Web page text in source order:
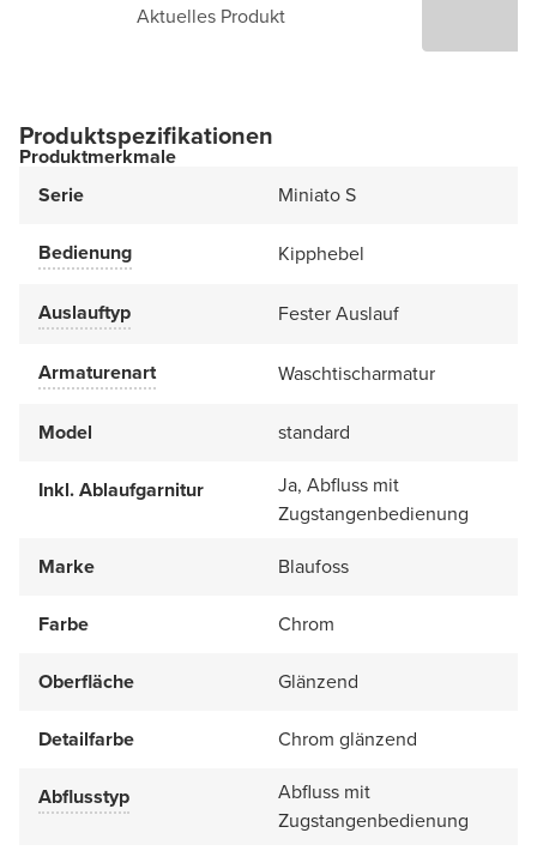
Aktuelles Produkt
Produktspezifikationen
Produktmerkmale
Serie
Miniato S
Bedienung Kipphebel
Auslauftyp Fester Auslauf
Armaturenart Waschtischarmatur
Model standard
Inkl. Ablaufgarnitur
Ja, Abfluss mit
Zugstangenbedienung
Marke
Blaufoss
Farbe Chrom
Oberfläche Glänzend
Detailfarbe Chrom glänzend
Abflusstyp
Abfluss mit
Zugstangenbedienung